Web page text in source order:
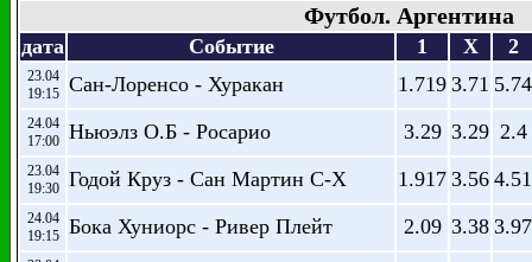
Футбол. Аргентина
дата Событие 1 X 2
23.04
19:15
Сан-Лоренсо - Хуракан 1.719 3.71 5.74
24.04
17:00
Ньюэлз О.Б - Росарио 3.29 3.29 2.4
23.04
19:30
Годой Круз - Сан Мартин С-Х 1.917 3.56 4.51
24.04
19:15
Бока Хуниорс - Ривер Плейт 2.09 3.38 3.97